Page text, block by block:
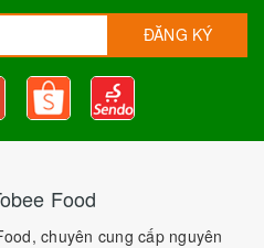
ĐĂNG KÝ
Food
chuyên cung cấp nguyên